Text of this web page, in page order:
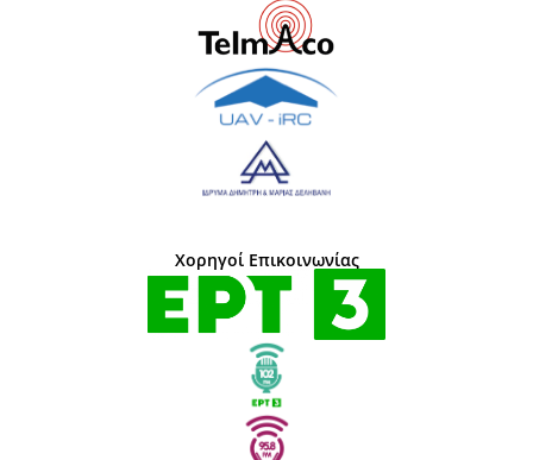
Χορηγοί Επικοινωνίας